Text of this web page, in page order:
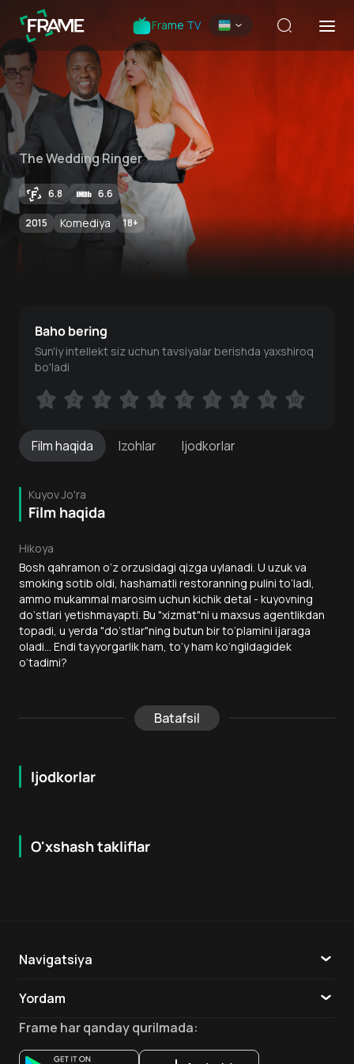
Frame TV
The Wedding Ringer
6.8 6.6
2015 Komediya 18+
Filmhaqida Izohlar Ijodkorlar
Kuyov Jo'ra
Film haqida
Hikoya
Bosh qahramon o‘z orzusidagi qizga uylanadi. U uzuk va
smoking sotib oldi, hashamatli restoranning pulini to‘ladi,
ammo mukammal marosim uchun kichik detal - kuyovning
do‘stlari yetishmayapti. Bu "xizmat"ni u maxsus agentlikdan
topadi, u yerda "do‘stlar"ning butun bir to‘plamini ijaraga
oladi... Endi tayyorgarlik ham, to‘y ham ko‘ngildagidek
o‘tadimi?
Batafsil
Ijodkorlar
Baho bering
Sun'iy intellekt siz uchun tavsiyalar berishda yaxshiroq
bo'ladi
1 2 3 4 5 6 7 8 9 10
1 2 3 4 5 6 7 8 9 10
O'xshash takliflar
12 +
Navigatsiya
Yordam
Aloqa
Ilovalar
Frame har qanday qurilmada: